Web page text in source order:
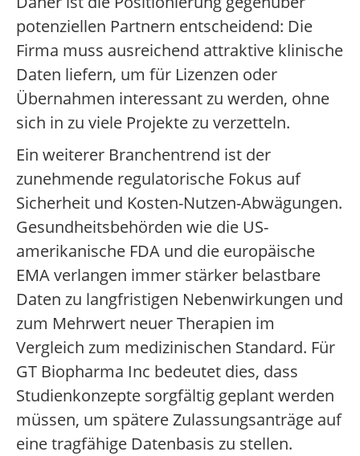
potenziellen Partnern entscheidend: Die
Firma muss ausreichend attraktive klinische
Daten liefern, um für Lizenzen oder
Übernahmen interessant zu werden, ohne
sich in zu viele Projekte zu verzetteln.
Ein weiterer Branchentrend ist der
zunehmende regulatorische Fokus auf
Sicherheit und Kosten-Nutzen-Abwägungen.
Gesundheitsbehörden wie die US-
amerikanische FDA und die europäische
EMA verlangen immer stärker belastbare
Daten zu langfristigen Nebenwirkungen und
zum Mehrwert neuer Therapien im
Vergleich zum medizinischen Standard. Für
GT Biopharma Inc bedeutet dies, dass
Studienkonzepte sorgfältig geplant werden
müssen, um spätere Zulassungsanträge auf
eine tragfähige Datenbasis zu stellen.